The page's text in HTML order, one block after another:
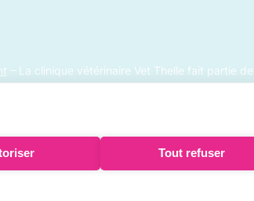
Tout refuser
– La clinique vétérinaire Vet Thelle fait partie